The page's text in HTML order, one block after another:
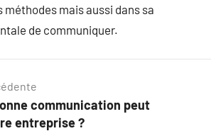
méthodes mais aussi dans sa
de communiquer.
communication peut
entreprise ?